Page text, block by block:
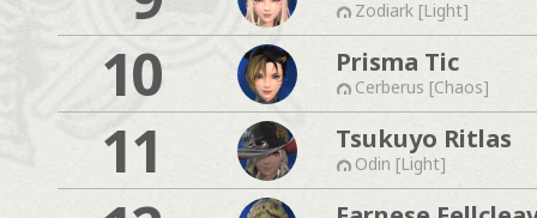
Zodiark [Light]
10 Prisma Tic
Cerberus [Chaos]
11 Tsukuyo Ritlas
Odin [Light]